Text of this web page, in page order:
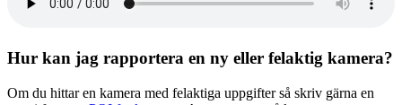
Hur kan jag rapportera en ny eller felaktig kamera?
Om du hittar en kamera med felaktiga uppgifter så skriv gärna en